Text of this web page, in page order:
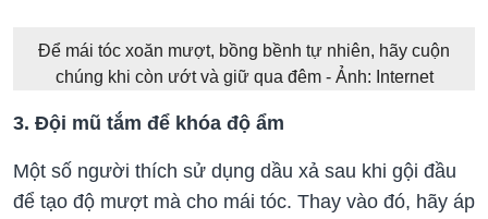
Để mái tóc xoăn mượt, bồng bềnh tự nhiên, hãy cuộn
chúng khi còn ướt và giữ qua đêm - Ảnh: Internet
3. Đội mũ tắm để khóa độ ẩm
Một số người thích sử dụng dầu xả sau khi gội đầu
để tạo độ mượt mà cho mái tóc. Thay vào đó, hãy áp